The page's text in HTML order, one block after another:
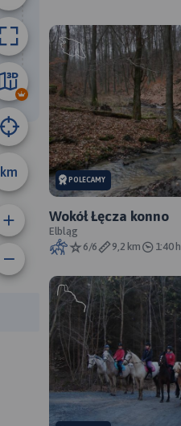
km
20 km
trasy:
trasy:
POLECAMY
Wokół Łęcza konno
Elbląg
6/6
9,2 km 1:40 h